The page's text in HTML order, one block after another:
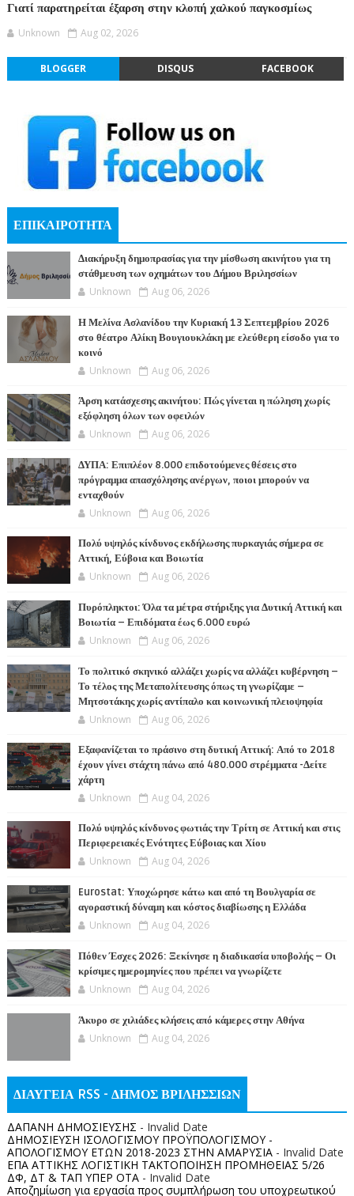
Γιατί παρατηρείται έξαρση στην κλοπή χαλκού παγκοσμίως
Unknown Aug 02, 2026
BLOGGER DISQUS FACEBOOK
ΕΠΙΚΑΙΡΟΤΗΤΑ
Διακήρυξη δημοπρασίας για την μίσθωση ακινήτου για τη
στάθμευση των οχημάτων του Δήμου Βριλησσίων
Unknown Aug 06, 2026
Η Μελίνα Ασλανίδου την Kυριακή 13 Σεπτεμβρίου 2026
στο θέατρο Αλίκη Βουγιουκλάκη με ελεύθερη είσοδο για το
κοινό
Unknown Aug 06, 2026
Άρση κατάσχεσης ακινήτου: Πώς γίνεται η πώληση χωρίς
εξόφληση όλων των οφειλών
Unknown Aug 06, 2026
ΔΥΠΑ: Επιπλέον 8.000 επιδοτούμενες θέσεις στο
πρόγραμμα απασχόλησης ανέργων, ποιοι μπορούν να
ενταχθούν
Unknown Aug 06, 2026
Πολύ υψηλός κίνδυνος εκδήλωσης πυρκαγιάς σήμερα σε
Αττική, Εύβοια και Βοιωτία
Unknown Aug 06, 2026
Πυρόπληκτοι: Όλα τα μέτρα στήριξης για Δυτική Αττική και
Βοιωτία – Επιδόματα έως 6.000 ευρώ
Unknown Aug 06, 2026
Το πολιτικό σκηνικό αλλάζει χωρίς να αλλάζει κυβέρνηση –
Το τέλος της Μεταπολίτευσης όπως τη γνωρίζαμε –
Μητσοτάκης χωρίς αντίπαλο και κοινωνική πλειοψηφία
Unknown Aug 06, 2026
Εξαφανίζεται το πράσινο στη δυτική Αττική: Από το 2018
έχουν γίνει στάχτη πάνω από 480.000 στρέμματα -Δείτε
χάρτη
Unknown Aug 04, 2026
Πολύ υψηλός κίνδυνος φωτιάς την Τρίτη σε Αττική και στις
Περιφερειακές Ενότητες Εύβοιας και Χίου
Unknown Aug 04, 2026
Eurostat: Υποχώρησε κάτω και από τη Βουλγαρία σε
αγοραστική δύναμη και κόστος διαβίωσης η Ελλάδα
Unknown Aug 04, 2026
Πόθεν Έσχες 2026: Ξεκίνησε η διαδικασία υποβολής – Οι
κρίσιμες ημερομηνίες που πρέπει να γνωρίζετε
Unknown Aug 04, 2026
Άκυρο σε χιλιάδες κλήσεις από κάμερες στην Αθήνα
Unknown Aug 04, 2026
ΔΙΑΥΓΕΙΑ RSS - ΔΗΜΟΣ ΒΡΙΛΗΣΣΙΩΝ
ΔΑΠΑΝΗ ΔΗΜΟΣΙΕΥΣΗΣ - Invalid Date
ΔΗΜΟΣΙΕΥΣΗ ΙΣΟΛΟΓΙΣΜΟΥ ΠΡΟΫΠΟΛΟΓΙΣΜΟΥ -
ΑΠΟΛΟΓΙΣΜΟΥ ΕΤΩΝ 2018-2023 ΣΤΗΝ ΑΜΑΡΥΣΙΑ- Invalid Date
ΕΠΑ ΑΤΤΙΚΗΣ ΛΟΓΙΣΤΙΚΗ ΤΑΚΤΟΠΟΙΗΣΗ ΠΡΟΜΗΘΕΙΑΣ 5/26
ΔΦ, ΔΤ & ΤΑΠ ΥΠΕΡ ΟΤΑ- Invalid Date
Αποζημίωση για εργασία προς συμπλήρωση του υποχρεωτικού